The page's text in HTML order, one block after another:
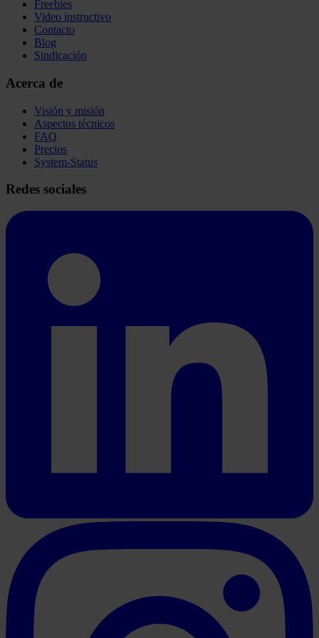
Freebies
Video instructivo
Contacto
Blog
Sindicación
Acerca de
Visión y misión
Aspectos técnicos
FAQ
Precios
System-Status
Redes sociales